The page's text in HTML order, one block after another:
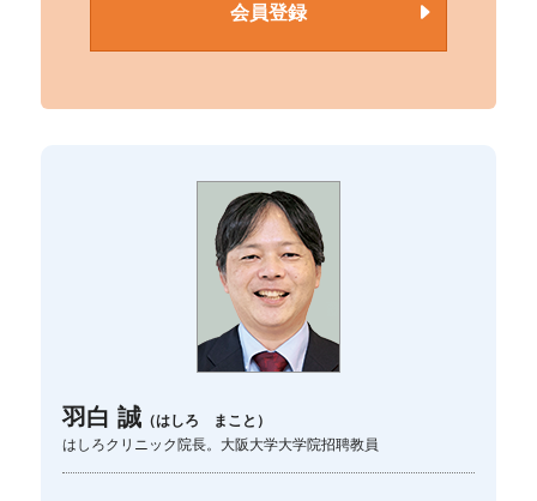
会員登録
羽白 誠 （はしろ まこと）
はしろクリニック院長。大阪大学大学院招聘教員